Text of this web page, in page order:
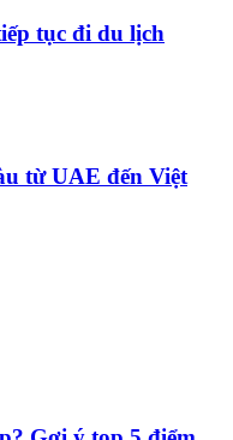
tục đi du lịch
từ UAE đến Việt